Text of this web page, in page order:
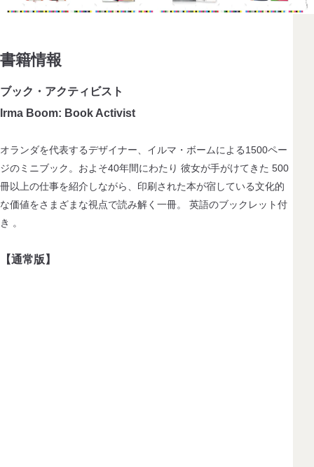
書籍情報
ブック・アクティビスト
Irma Boom: Book Activist
オランダを代表するデザイナー、イルマ・ボームによる1500ペー
ジのミニブック。およそ40年間にわたり 彼女が手がけてきた 500
冊以上の仕事を紹介しながら、印刷された本が宿している文化的
な価値をさまざまな視点で読み解く一冊。 英語のブックレット付
き 。
【通常版】